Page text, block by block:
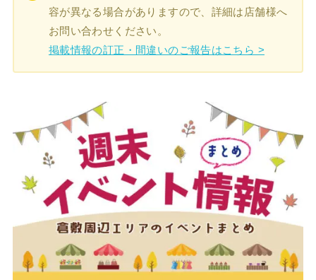
容が異なる場合がありますので、詳細は店舗様へ
お問い合わせください。
掲載情報の訂正・間違いのご報告はこちら >